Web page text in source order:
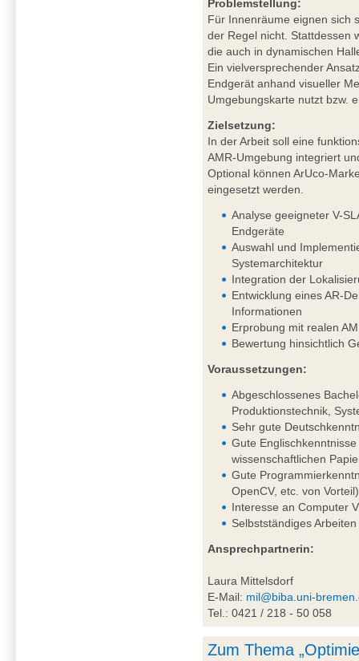
Problemstellung:
Für Innenräume eignen sich
der Regel nicht. Stattdessen
die auch in dynamischen
Ein vielversprechender
Endgerät anhand visueller
Umgebungskarte nutzt bzw.
Zielsetzung:
In der Arbeit soll eine
AMR-Umgebung integriert
Optional können ArUco-
eingesetzt werden.
Analyse geeigneter V-
Endgeräte
Auswahl und
Systemarchitektur
Integration der
Entwicklung eines AR-
Informationen
Erprobung mit realen
Bewertung hinsichtlich
Voraussetzungen:
Abgeschlossenes
Produktionstechnik,
Sehr gute
Gute
wissenschaftlichen
Gute
OpenCV, etc. von Vorteil)
Interesse an Computer
Selbstständiges
Ansprechpartnerin:
Laura Mittelsdorf
E-Mail: mil@biba.uni-
Tel.: 0421 / 218 - 50 058
Zum Thema